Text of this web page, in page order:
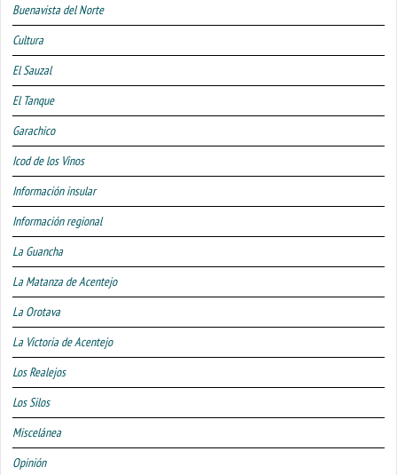
Buenavista del Norte
Cultura
El Sauzal
El Tanque
Garachico
Icod de los Vinos
Información insular
Información regional
La Guancha
La Matanza de Acentejo
La Orotava
La Victoria de Acentejo
Los Realejos
Los Silos
Miscelánea
Opinión